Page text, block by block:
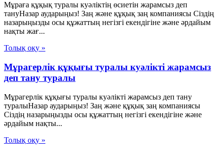
Мұраға құқық туралы куәліктің өсиетін жарамсыз деп
тануНазар аударыңыз! Заң және құқық заң компаниясы Сіздің
назарыңызды осы құжаттың негізгі екендігіне және әрдайым
нақты жағ...
Толық оқу »
Мұрагерлік құқығы туралы куәлікті жарамсыз
деп тану туралы
Мұрагерлік құқығы туралы куәлікті жарамсыз деп тану
туралыНазар аударыңыз! Заң және құқық заң компаниясы
Сіздің назарыңызды осы құжаттың негізгі екендігіне және
әрдайым нақты...
Толық оқу »